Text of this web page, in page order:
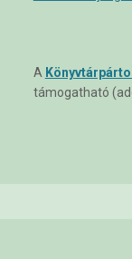
A
támogatható